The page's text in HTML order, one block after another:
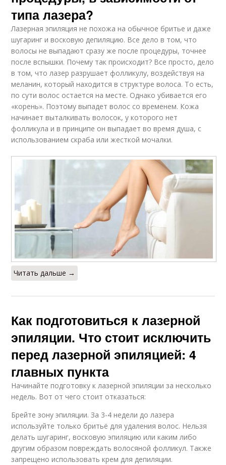
типа лазера?
Лазерная эпиляция не похожа на обычное бритье и даже
шугаринг и восковую депиляцию. Все дело в том, что
волосы не выпадают сразу же после процедуры, точнее
после вспышки. Почему так происходит? Все просто, дело
в том, что лазер разрушает фолликулу, воздействуя на
меланин, который находится в структуре волоса. То есть,
по сути волос остается на месте. Однако убивается его
«корень». Поэтому выпадет волос со временем. Кожа
начинает выталкивать волосок, у которого нет
фолликула и в принципе он выпадает во время душа, с
использованием скраба или жесткой мочалки.
Читать дальше →
Как подготовиться к лазерной
эпиляции. Что стоит исключить
перед лазерной эпиляцией: 4
главных пункта
Начинайте подготовку к лазерной эпиляции за несколько
недель. Вот от чего стоит отказаться:
Брейте зону эпиляции. За 3-4 недели до лазера
используйте только бритьё для удаления волос. Нельзя
делать шугаринг, восковую эпиляцию или каким либо
другим образом повреждать волосяной фолликул. Также
запрещено использовать крем для депиляции.